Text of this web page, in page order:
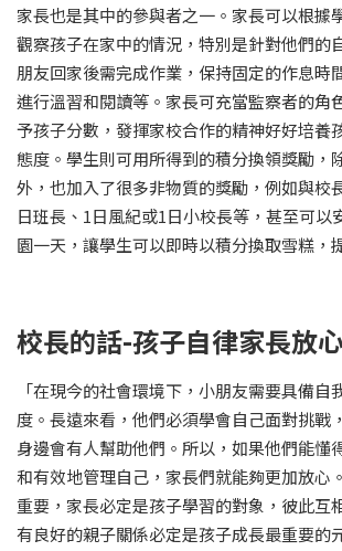
家長也是其中的參與者之一。家長可以根據
觀察孩子在家中的情況，特別是針對他們的
朋友回家後需完成作業，保持固定的作息時
進行溫習和閱讀等。家長可充當監察者的角
予孩子分數，發揮家校合作的精神好好培養
態度。學生則可用所得到的積分換領獎勵，
外，也加入了很多非物質的獎勵，例如與校
日班長、1日風紀或1日小校長等，甚至可以
園一天，讓學生可以即時以積分換取雪糕，
校長的話-孩子自律家長放
「在現今的社會環境下，小朋友需要具備自
度。長遠來看，他們必須學會自己面對挑戰
身邊會有人幫助他們。所以，如果他們能懂
和有效地管理自己，家長們就能夠更加放心
重要，家長必定是孩子學習的對象，彼此互
有良好的親子關係必定是孩子成長最重要的